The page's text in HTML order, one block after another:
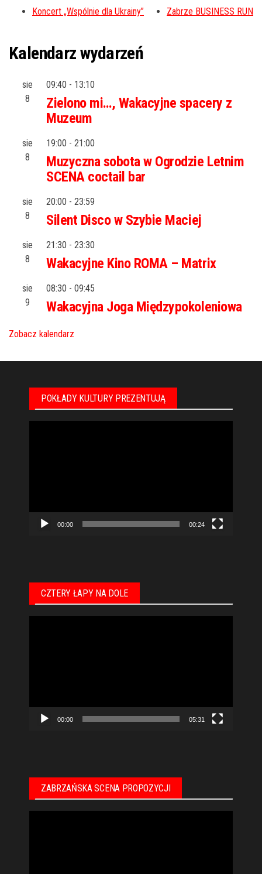
Koncert „Wspólnie dla Ukrainy” Zabrze BUSINESS RUN
Kalendarz wydarzeń
sie
8
09:40 - 13:10
Zielono mi…, Wakacyjne spacery z
Muzeum
sie
8
19:00 - 21:00
Muzyczna sobota w Ogrodzie Letnim
SCENA coctail bar
sie
8
20:00 - 23:59
Silent Disco w Szybie Maciej
sie
8
21:30 - 23:30
Wakacyjne Kino ROMA – Matrix
sie
9
08:30 - 09:45
Wakacyjna Joga Międzypokoleniowa
Zobacz kalendarz
POKŁADY KULTURY PREZENTUJĄ
00:00 00:24
CZTERY ŁAPY NA DOLE
00:00 05:31
ZABRZAŃSKA SCENA PROPOZYCJI